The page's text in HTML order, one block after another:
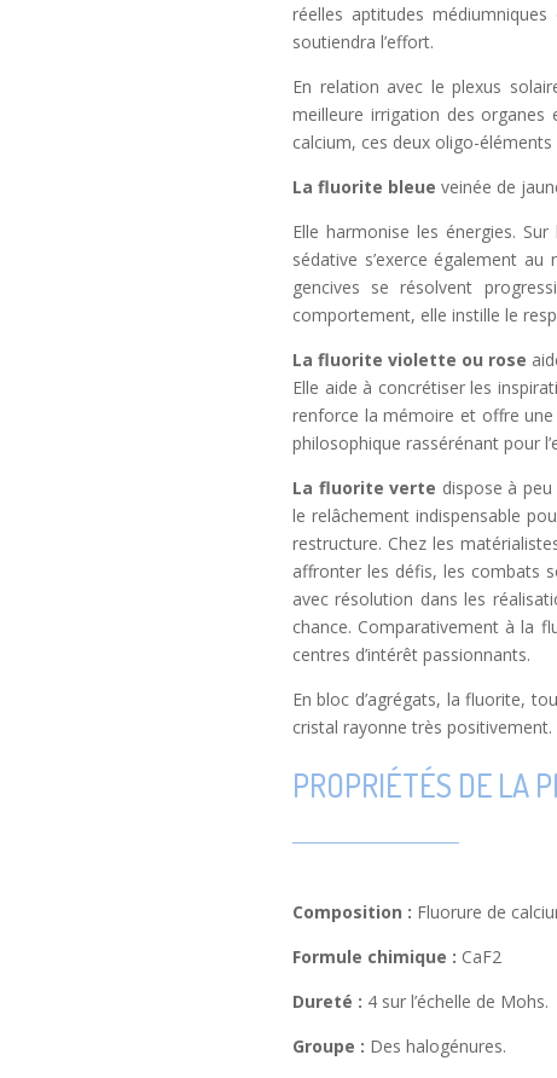
réelles aptitudes
soutiendra l’effort.
En relation avec le plexus
meilleure irrigation des
calcium, ces deux oligo-
La fluorite bleue veinée de
Elle harmonise les énergies.
sédative s’exerce également
gencives se résolvent
comportement, elle instille le
La fluorite violette ou rose
Elle aide à concrétiser les
renforce la mémoire et offre une
philosophique rassérénant pour
La fluorite verte dispose à
le relâchement indispensable
restructure. Chez les
affronter les défis, les combats
avec résolution dans les
chance. Comparativement à la
centres d’intérêt passionnants.
En bloc d’agrégats, la fluorite,
cristal rayonne très positivement.
PROPRIÉTÉS DE LA
Composition : Fluorure de
Formule chimique : CaF2
Dureté : 4 sur l’échelle de Mohs.
Groupe : Des halogénures.